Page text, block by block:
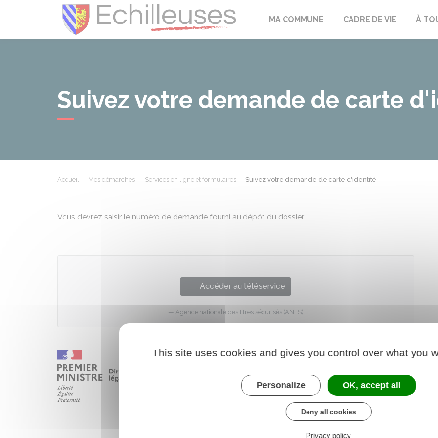
ÉchilleusesMA COMMUNE CADRE DE VIE À
Suivez votre demande de carte
Accueil Mes démarches Services en ligne et formulaires Suivez votre demande de carte d'identité
Vous devrez saisir le numéro de demande fourni au dépôt du dossier.
Accéder au téléservice
Agence nationale des titres sécurisés (ANTS)
This site uses cookies and gives you control over what you
Personalize OK, accept all
Deny all cookies
Privacy policy